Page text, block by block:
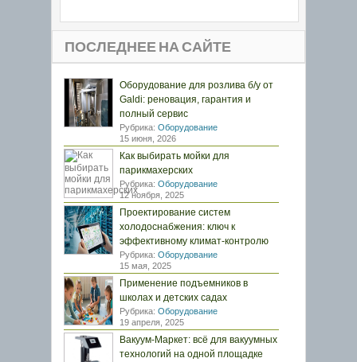
ПОСЛЕДНЕЕ НА САЙТЕ
Оборудование для розлива б/у от
Galdi: реновация, гарантия и
полный сервис
Рубрика: Оборудование
15 июня, 2026
Как выбирать мойки для
парикмахерских
Рубрика: Оборудование
12 ноября, 2025
Проектирование систем
холодоснабжения: ключ к
эффективному климат-контролю
Рубрика: Оборудование
15 мая, 2025
Применение подъемников в
школах и детских садах
Рубрика: Оборудование
19 апреля, 2025
Вакуум-Маркет: всё для вакуумных
технологий на одной площадке